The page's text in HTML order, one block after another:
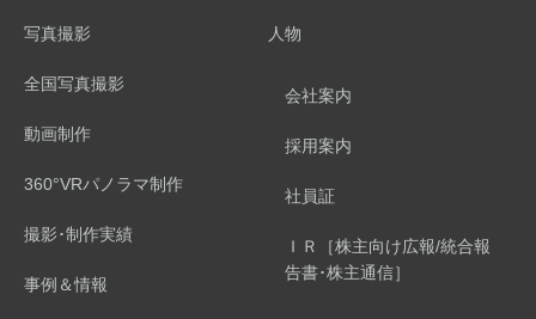
写真撮影
全国写真撮影
動画制作
360°VRパノラマ制作
撮影･制作実績
事例＆情報
人物
会社案内
採用案内
社員証
ＩＲ［株主向け広報/統合報
告書･株主通信］